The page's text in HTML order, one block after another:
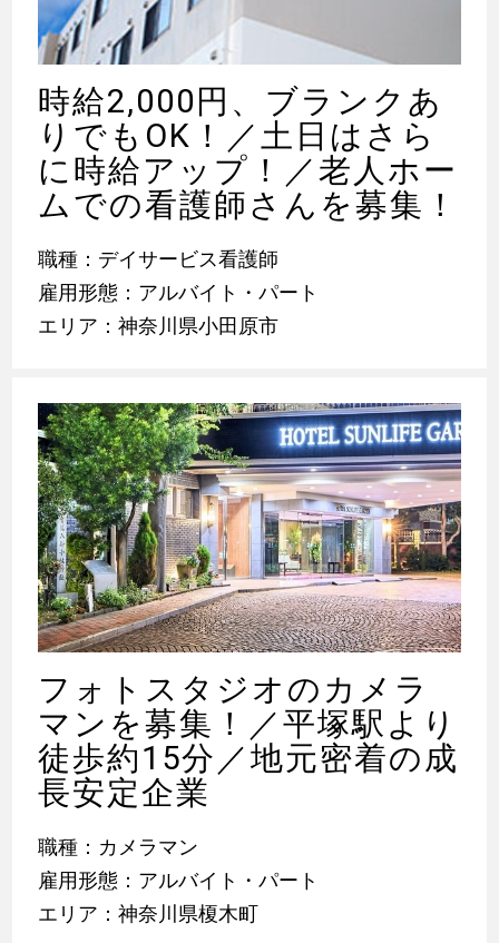
時給2,000円、ブランクあ
りでもOK！／土日はさら
に時給アップ！／老人ホー
ムでの看護師さんを募集！
職種：デイサービス看護師
雇用形態：アルバイト・パート
エリア：神奈川県小田原市
フォトスタジオのカメラ
マンを募集！／平塚駅より
徒歩約15分／地元密着の成
長安定企業
職種：カメラマン
雇用形態：アルバイト・パート
エリア：神奈川県榎木町